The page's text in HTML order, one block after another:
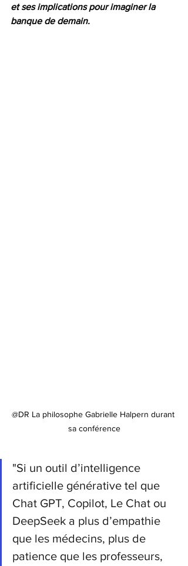
et ses implications pour imaginer la
banque de demain.
@DR La philosophe Gabrielle Halpern durant
sa conférence
"Si un outil d’intelligence
artificielle générative tel que
Chat GPT, Copilot, Le Chat ou
DeepSeek a plus d’empathie
que les médecins, plus de
patience que les professeurs,